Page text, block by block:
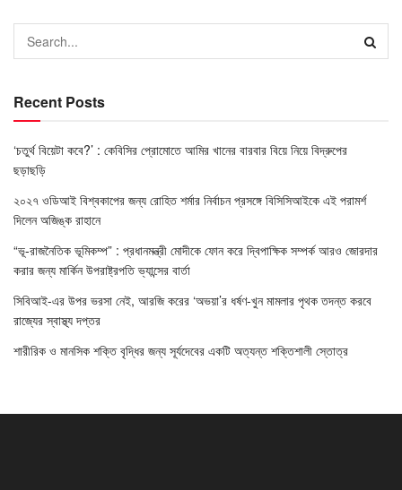
Recent Posts
‘চতুর্থ বিয়েটা কবে?’ : কেবিসির প্রোমোতে আমির খানের বারবার বিয়ে নিয়ে বিদ্রুপের
ছড়াছড়ি
২০২৭ ওডিআই বিশ্বকাপের জন্য রোহিত শর্মার নির্বাচন প্রসঙ্গে বিসিসিআইকে এই পরামর্শ
দিলেন অজিঙ্ক রাহানে
“ভূ-রাজনৈতিক ভূমিকম্প” : প্রধানমন্ত্রী মোদীকে ফোন করে দ্বিপাক্ষিক সম্পর্ক আরও জোরদার
করার জন্য মার্কিন উপরাষ্ট্রপতি ভ্যান্সের বার্তা
সিবিআই-এর উপর ভরসা নেই, আরজি করের ‘অভয়া’র ধর্ষণ-খুন মামলার পৃথক তদন্ত করবে
রাজ্যের স্বাস্থ্য দপ্তর
শারীরিক ও মানসিক শক্তি বৃদ্ধির জন্য সূর্যদেবের একটি অত্যন্ত শক্তিশালী স্তোত্র